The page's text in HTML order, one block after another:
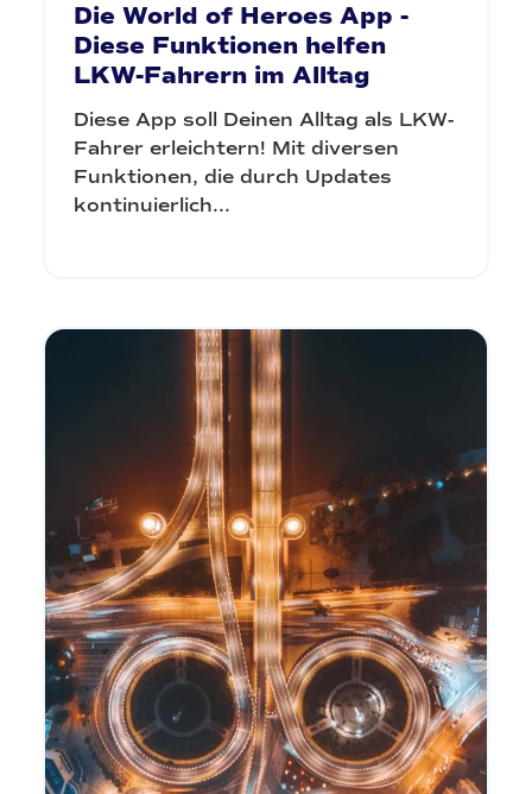
Die World of Heroes App -
Diese Funktionen helfen
LKW-Fahrern im Alltag
Diese App soll Deinen Alltag als LKW-
Fahrer erleichtern! Mit diversen
Funktionen, die durch Updates
kontinuierlich...